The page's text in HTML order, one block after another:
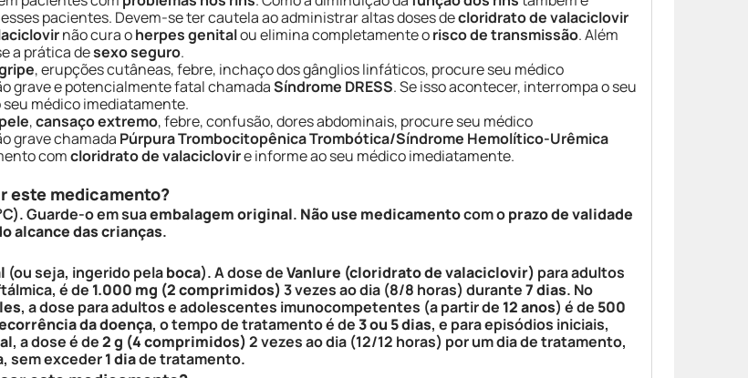
pacientes. Devem-se ter cautela ao administrar altas doses decloridrato de valaciclovir
não cura oherpes genitalou elimina completamente orisco de transmissão. Além
a prática desexo seguro.
, erupções cutâneas, febre, inchaço dos gânglios linfáticos, procure seu médico
grave e potencialmente fatal chamadaSíndrome DRESS. Se isso acontecer, interrompa o seu
médico imediatamente.
,cansaço extremo, febre, confusão, dores abdominais, procure seu médico
grave chamada Púrpura Trombocitopênica Trombótica/Síndrome Hemolítico-Urêmica
comcloridrato de valaciclovire informe ao seu médico imediatamente.
este medicamento?
Guarde-o em suaembalagem original. Não use medicamentocom oprazo de validade
alcance das crianças.
(ou seja, ingerido pelaboca). A dose deVanlure (cloridrato de valaciclovir) para adultos
é de 1.000 mg (2 comprimidos)3 vezes ao dia (8/8 horas) durante7 dias. No
, a dose para adultos e adolescentes imunocompetentes (a partir de 12 anos) é de 500
da doença, o tempo de tratamento é de3 ou 5 dias, e para episódios iniciais,
, a dose é de2 g (4 comprimidos)2 vezes ao dia (12/12 horas) por um dia de tratamento,
sem exceder1 diade tratamento.